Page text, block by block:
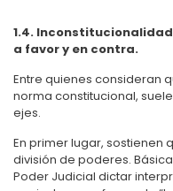
1.4.
a favor y en contra.
Entre quienes consideran
norma constitucional,
ejes.
En primer lugar, sostienen
división de poderes.
Poder Judicial dictar